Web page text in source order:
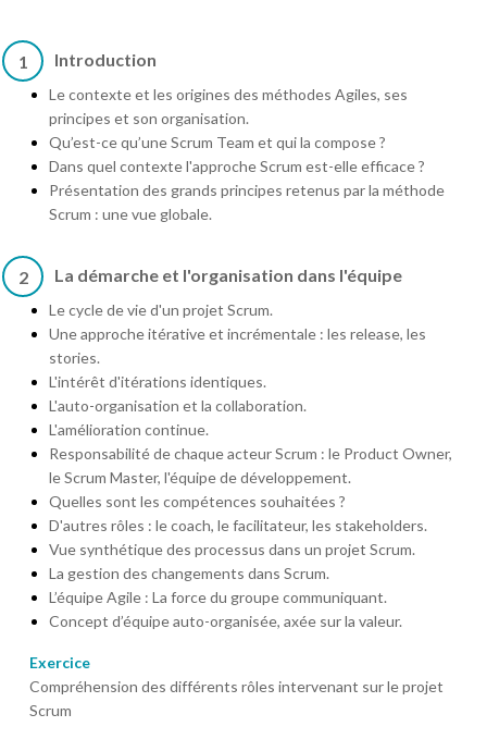
1 Introduction
Le contexte et les origines des méthodes Agiles, ses
principes et son organisation.
Qu’est-ce qu’une Scrum Team et qui la compose ?
Dans quel contexte l'approche Scrum est-elle efficace ?
Présentation des grands principes retenus par la méthode
Scrum : une vue globale.
2 La démarche et l'organisation dans l'équipe
Le cycle de vie d'un projet Scrum.
Une approche itérative et incrémentale : les release, les
stories.
L'intérêt d'itérations identiques.
L'auto-organisation et la collaboration.
L'amélioration continue.
Responsabilité de chaque acteur Scrum : le Product Owner,
le Scrum Master, l'équipe de développement.
Quelles sont les compétences souhaitées ?
D'autres rôles : le coach, le facilitateur, les stakeholders.
Vue synthétique des processus dans un projet Scrum.
La gestion des changements dans Scrum.
L’équipe Agile : La force du groupe communiquant.
Concept d’équipe auto-organisée, axée sur la valeur.
Exercice
Compréhension des différents rôles intervenant sur le projet
Scrum